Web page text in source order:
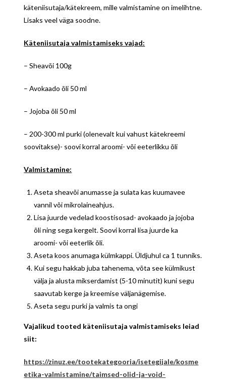
käteniisutaja/kätekreem, mille valmistamine on imelihtne.
Lisaks veel väga soodne.
Käteniisutaja valmistamiseks vajad:
– Sheavõi 100g
– Avokaado õli 50 ml
– Jojoba õli 50 ml
– 200-300 ml purki (olenevalt kui vahust kätekreemi
soovitakse)- soovi korral aroomi- või eeterlikku õli
Valmistamine:
Aseta sheavõi anumasse ja sulata kas kuumavee
vannil või mikrolaineahjus.
Lisa juurde vedelad koostisosad- avokaado ja jojoba
õli ning sega kergelt. Soovi korral lisa juurde ka
aroomi- või eeterlik õli.
Aseta koos anumaga külmkappi. Üldjuhul ca 1 tunniks.
Kui segu hakkab juba tahenema, võta see külmikust
välja ja alusta mikserdamist (5-10 minutit) kuni segu
saavutab kerge ja kreemise väljanägemise.
Aseta segu purki ja valmis ta ongi
Vajalikud tooted käteniisutaja valmistamiseks leiad
siit:
https://zinuz.ee/tootekategooria/isetegijale/kosme
etika-valmistamine/taimsed-olid-ja-void-